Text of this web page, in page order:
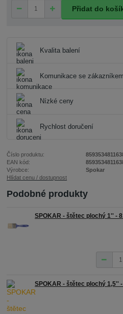
Přidat do
Kvalita balení
Komunikace se zákazníkem
Nízké ceny
Rychlost doručení
Číslo produktu:
EAN kód:
Výrobce:
Spokar
Hlídat cenu / dostupnost
Podobné produkty
SPOKAR - štětec plochý 1'' -
SPOKAR - štětec plochý 1,5''